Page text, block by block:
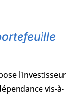
l’investisseur
vis-à-